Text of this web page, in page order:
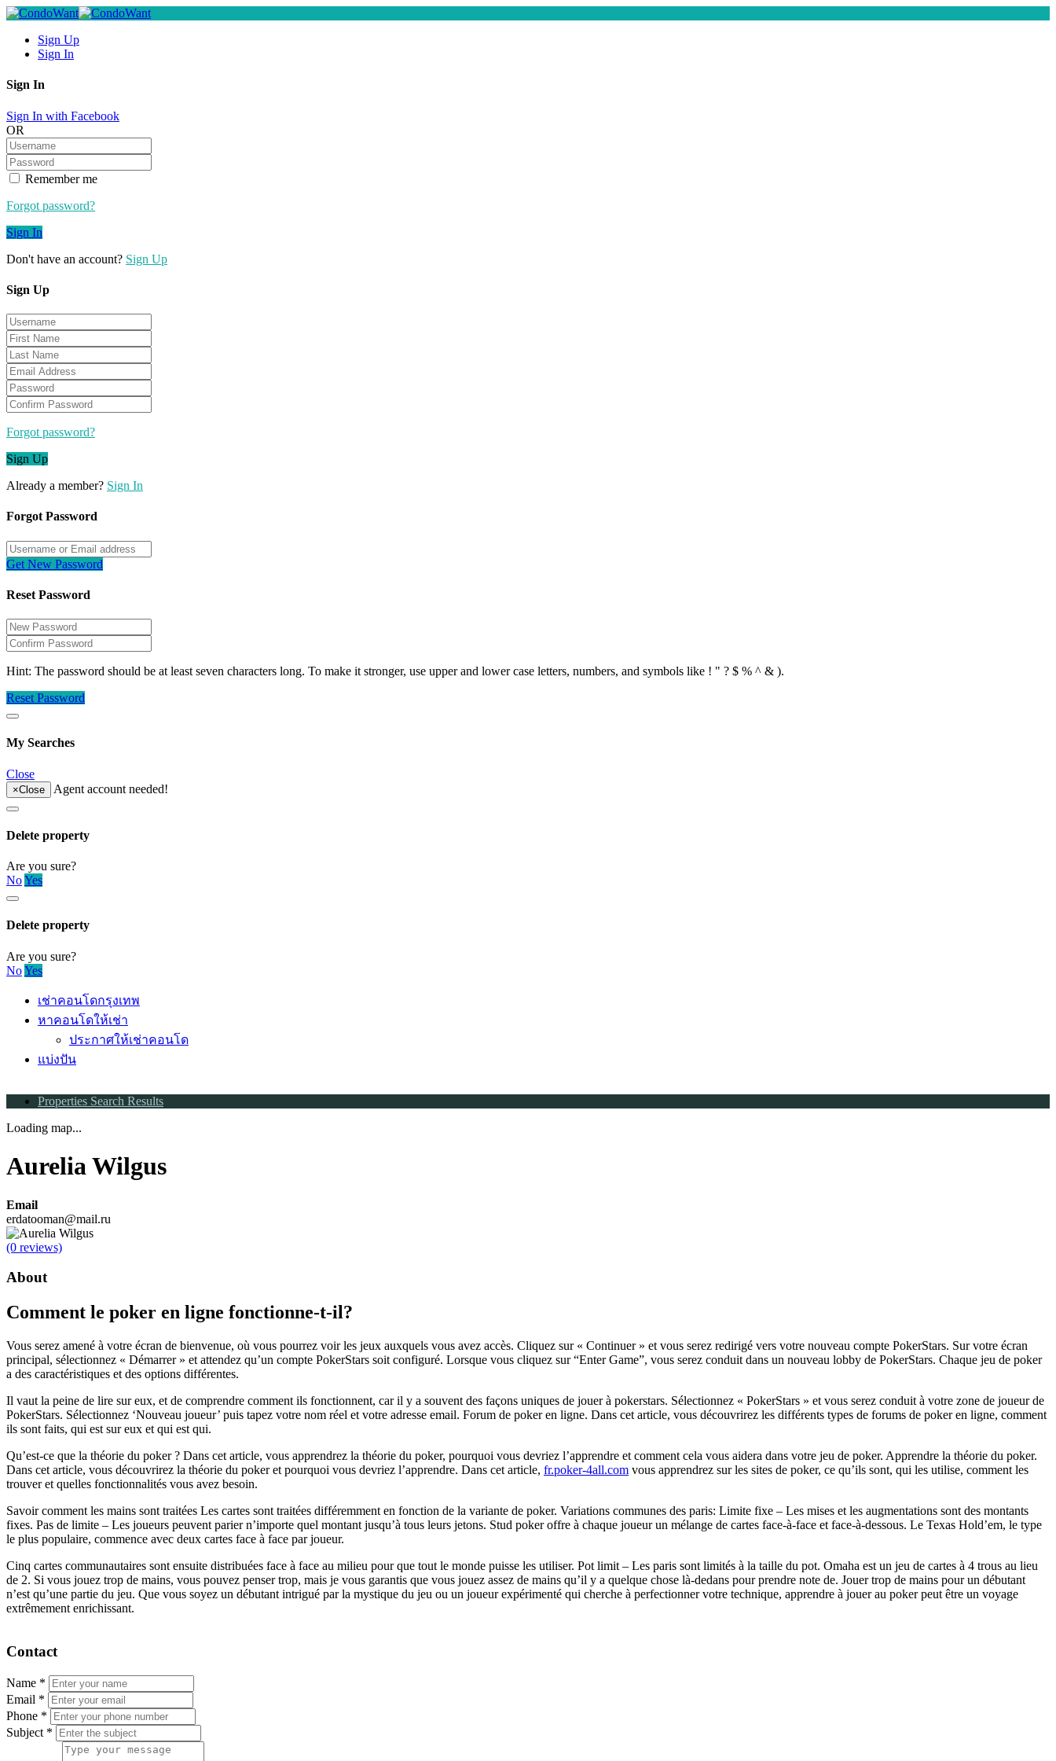
Sign Up
Sign In
Sign In
Sign In with Facebook
OR
Remember me
Forgot password?
Sign In
Don't have an account? Sign Up
Sign Up
Forgot password?
Sign Up
Already a member? Sign In
Forgot Password
Get New Password
Reset Password
Hint: The password should be at least seven characters long. To make it stronger, use upper and lower case letters, numbers, and symbols like ! " ? $ % ^ & ).
Reset Password
My Searches
Close
×Close Agent account needed!
Delete property
Are you sure?
NoYes
Delete property
Are you sure?
NoYes
เช่าคอนโดกรุงเทพ
หาคอนโดให้เช่า
ประกาศให้เช่าคอนโด
แบ่งปัน
Properties Search Results
Loading map...
Aurelia Wilgus
Email
erdatooman@mail.ru
(0 reviews)
About
Comment le poker en ligne fonctionne-t-il?
Vous serez amené à votre écran de bienvenue, où vous pourrez voir les jeux auxquels vous avez accès. Cliquez sur « Continuer » et vous serez redirigé vers votre nouveau compte PokerStars. Sur votre écran
principal, sélectionnez « Démarrer » et attendez qu’un compte PokerStars soit configuré. Lorsque vous cliquez sur “Enter Game”, vous serez conduit dans un nouveau lobby de PokerStars. Chaque jeu de poker
a des caractéristiques et des options différentes.
Il vaut la peine de lire sur eux, et de comprendre comment ils fonctionnent, car il y a souvent des façons uniques de jouer à pokerstars. Sélectionnez « PokerStars » et vous serez conduit à votre zone de joueur de
PokerStars. Sélectionnez ‘Nouveau joueur’ puis tapez votre nom réel et votre adresse email. Forum de poker en ligne. Dans cet article, vous découvrirez les différents types de forums de poker en ligne, comment
ils sont faits, qui est sur eux et qui est qui.
Qu’est-ce que la théorie du poker ? Dans cet article, vous apprendrez la théorie du poker, pourquoi vous devriez l’apprendre et comment cela vous aidera dans votre jeu de poker. Apprendre la théorie du poker.
Dans cet article, vous découvrirez la théorie du poker et pourquoi vous devriez l’apprendre. Dans cet article, fr.poker-4all.com vous apprendrez sur les sites de poker, ce qu’ils sont, qui les utilise, comment les
trouver et quelles fonctionnalités vous avez besoin.
Savoir comment les mains sont traitées Les cartes sont traitées différemment en fonction de la variante de poker. Variations communes des paris: Limite fixe – Les mises et les augmentations sont des montants
fixes. Pas de limite – Les joueurs peuvent parier n’importe quel montant jusqu’à tous leurs jetons. Stud poker offre à chaque joueur un mélange de cartes face-à-face et face-à-dessous. Le Texas Hold’em, le type
le plus populaire, commence avec deux cartes face à face par joueur.
Cinq cartes communautaires sont ensuite distribuées face à face au milieu pour que tout le monde puisse les utiliser. Pot limit – Les paris sont limités à la taille du pot. Omaha est un jeu de cartes à 4 trous au lieu
de 2. Si vous jouez trop de mains, vous pouvez penser trop, mais je vous garantis que vous jouez assez de mains qu’il y a quelque chose là-dedans pour prendre note de. Jouer trop de mains pour un débutant
n’est qu’une partie du jeu. Que vous soyez un débutant intrigué par la mystique du jeu ou un joueur expérimenté qui cherche à perfectionner votre technique, apprendre à jouer au poker peut être un voyage
extrêmement enrichissant.
Contact
Name *
Email *
Phone *
Subject *